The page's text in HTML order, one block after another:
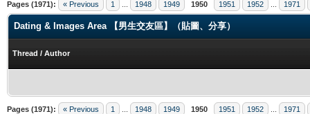
Pages (1971): « Previous 1 1948 1949 1950 1951 1952 1971
Dating & Images Area 【男生交友區】（貼圖、分享）
Thread / Author
Pages (1971): « Previous 1 1948 1949 1950 1951 1952 1971